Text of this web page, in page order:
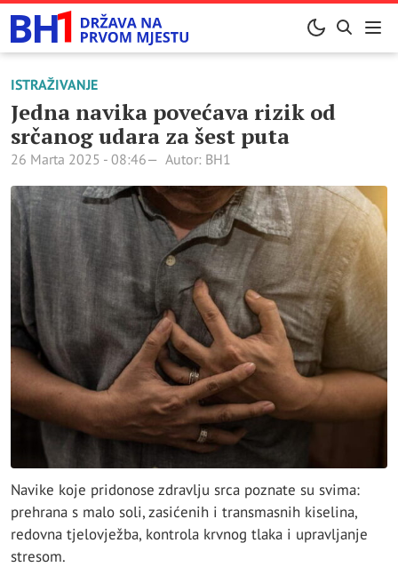
ISTRAŽIVANJE
Jedna navika povećava rizik od
srčanog udara za šest puta
26 Marta 2025 - 08:46 Autor: BH1
Navike koje pridonose zdravlju srca poznate su svima:
prehrana s malo soli, zasićenih i transmasnih kiselina,
redovna tjelovježba, kontrola krvnog tlaka i upravljanje
stresom.